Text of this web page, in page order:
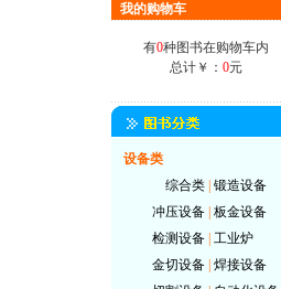
我的购物车
有0种图书在购物车内
总计￥： 0元
设备类
综合类 锻造设备
冲压设备 板金设备
检测设备 工业炉
金切设备 焊接设备